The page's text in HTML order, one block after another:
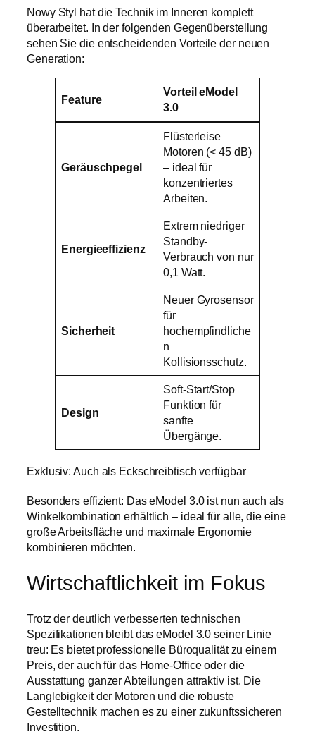
Nowy Styl hat die Technik im Inneren komplett
überarbeitet. In der folgenden Gegenüberstellung
sehen Sie die entscheidenden Vorteile der neuen
Generation:
Feature
Vorteil eModel
3.0
Geräuschpegel
Flüsterleise
Motoren (< 45 dB)
– ideal für
konzentriertes
Arbeiten.
Energieeffizienz
Extrem niedriger
Standby-
Verbrauch von nur
0,1 Watt.
Sicherheit
Neuer Gyrosensor
für
hochempfindliche
n
Kollisionsschutz.
Design
Soft-Start/Stop
Funktion für
sanfte
Übergänge.
Exklusiv: Auch als Eckschreibtisch verfügbar
Besonders effizient: Das eModel 3.0 ist nun auch als
Winkelkombination erhältlich – ideal für alle, die eine
große Arbeitsfläche und maximale Ergonomie
kombinieren möchten.
Wirtschaftlichkeit im Fokus
Trotz der deutlich verbesserten technischen
Spezifikationen bleibt das eModel 3.0 seiner Linie
treu: Es bietet professionelle Büroqualität zu einem
Preis, der auch für das Home-Office oder die
Ausstattung ganzer Abteilungen attraktiv ist. Die
Langlebigkeit der Motoren und die robuste
Gestelltechnik machen es zu einer zukunftssicheren
Investition.